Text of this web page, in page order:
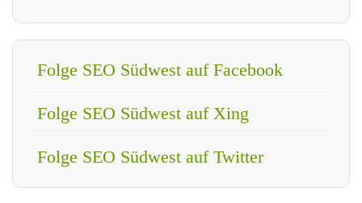
Folge SEO Südwest auf Facebook
Folge SEO Südwest auf Xing
Folge SEO Südwest auf Twitter